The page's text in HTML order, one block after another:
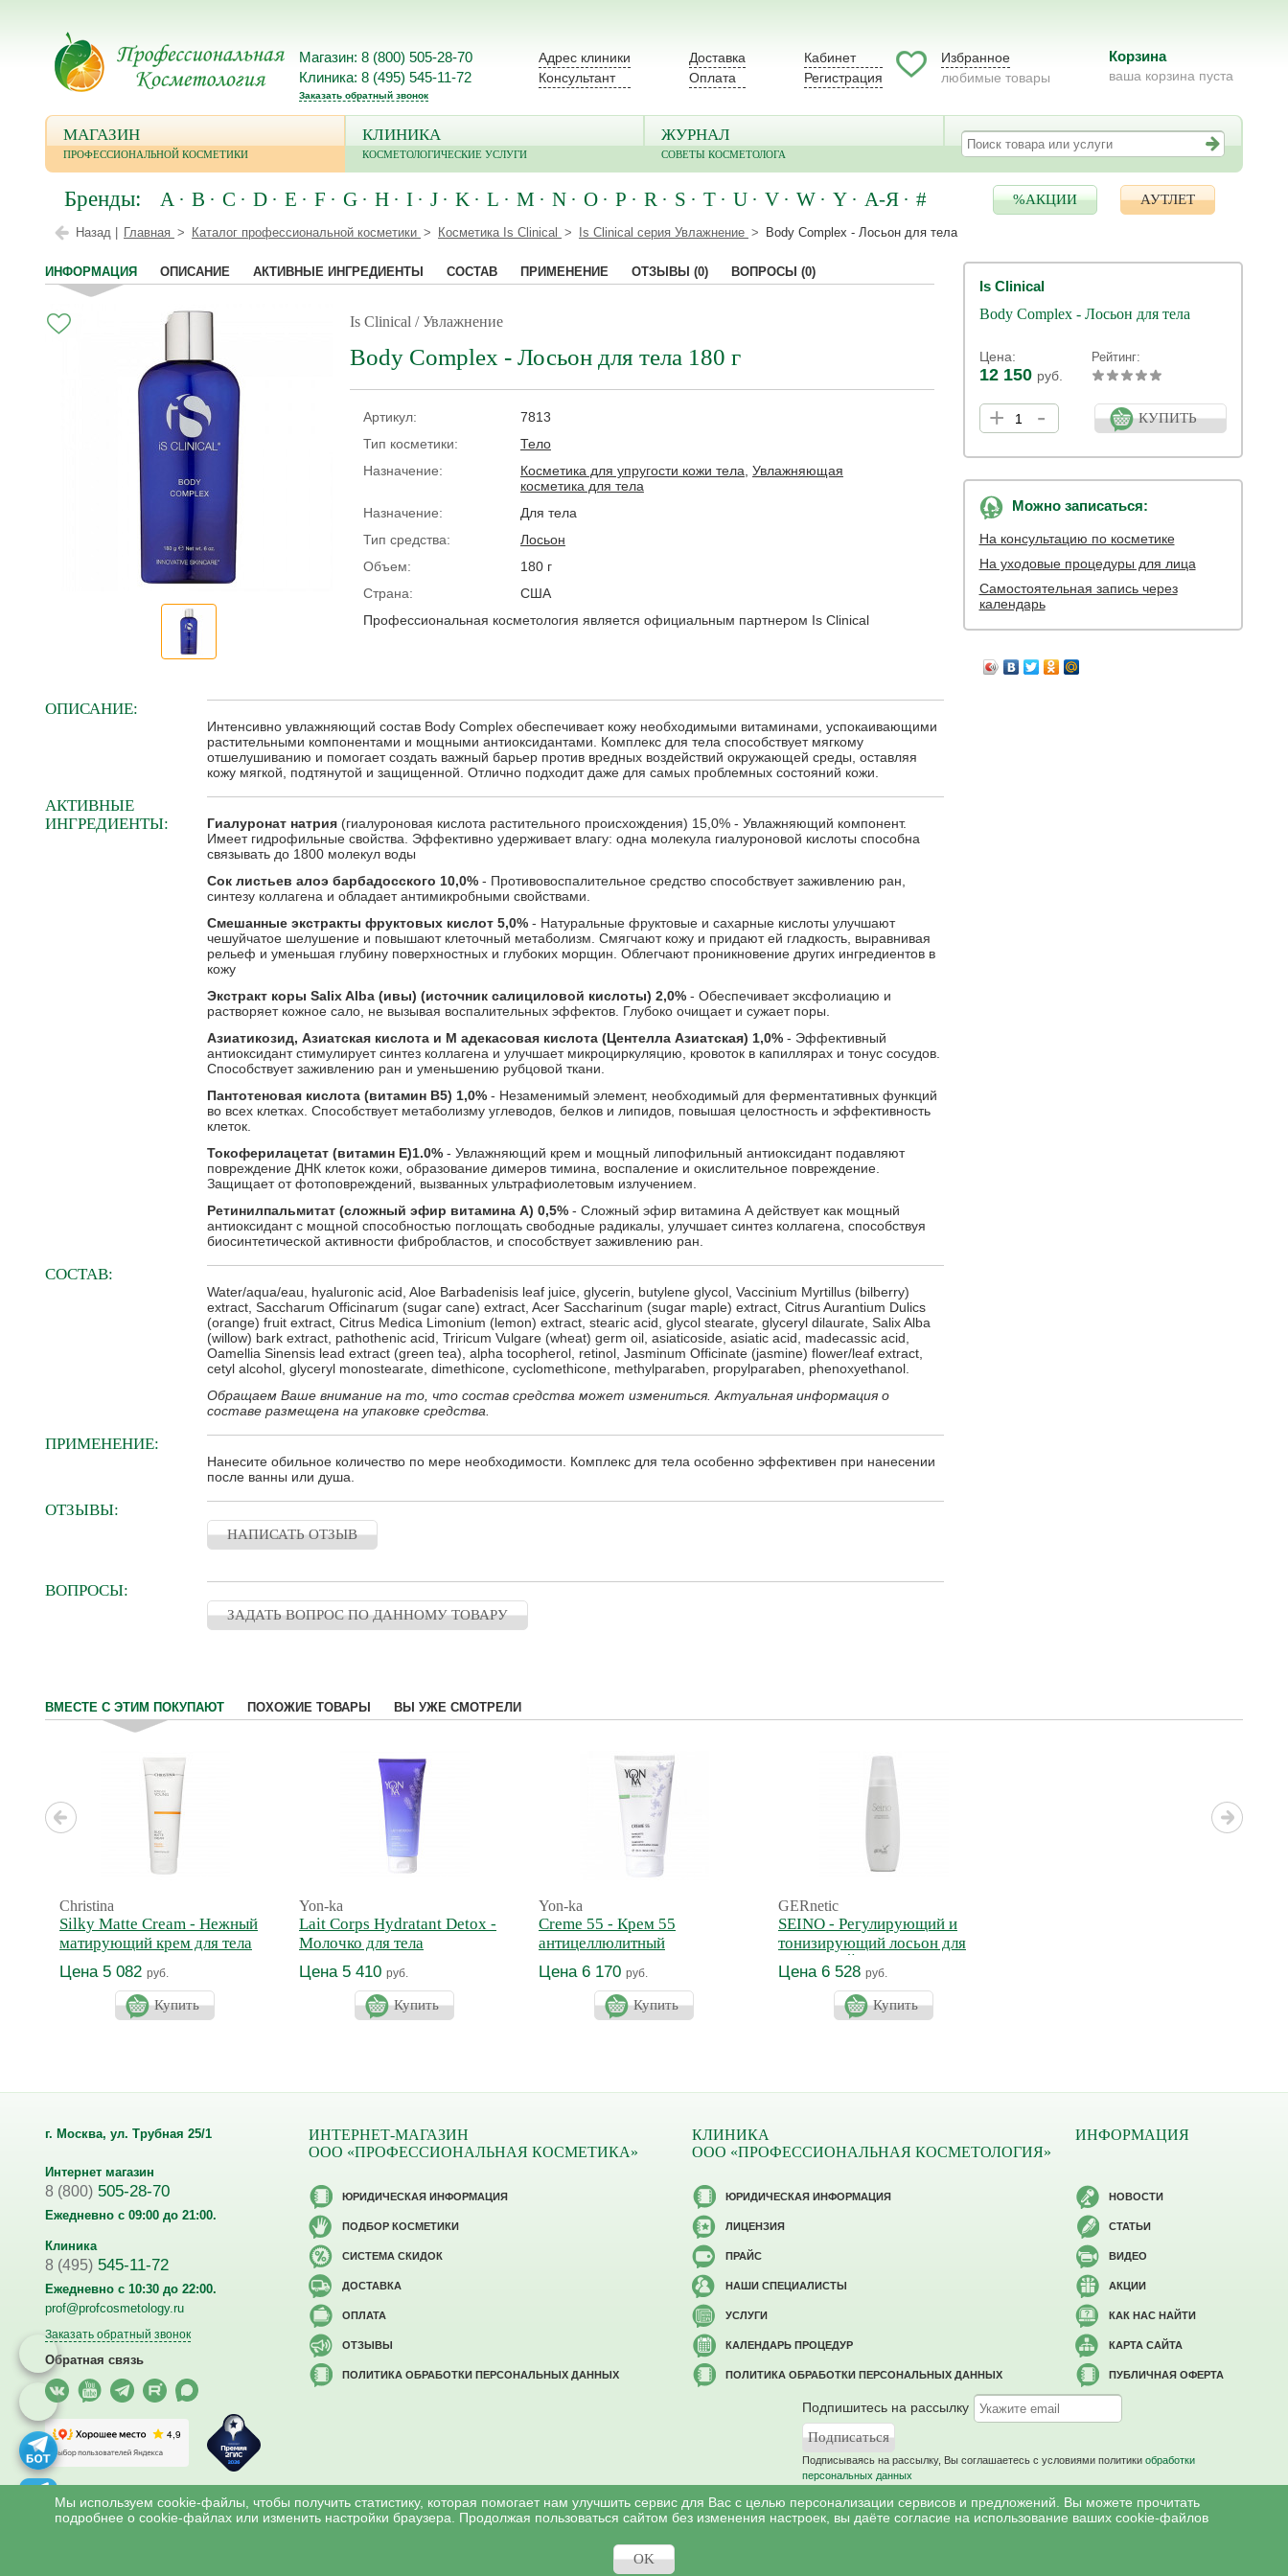
Магазин: 8 (800) 505-28-70
Клиника: 8 (495) 545-11-72
Заказать обратный звонок
Адрес клиники
Консультант
Доставка
Оплата
Кабинет
Регистрация
Избранное
любимые товары
Корзина
ваша корзина пуста
МАГАЗИН
ПРОФЕССИОНАЛЬНОЙ КОСМЕТИКИ
КЛИНИКА
КОСМЕТОЛОГИЧЕСКИЕ УСЛУГИ
ЖУРНАЛ
СОВЕТЫ КОСМЕТОЛОГА
Бренды: A B C D E F G H I J K L M N O P R S T U V W Y А-Я # %АКЦИИ АУТЛЕТ
Назад | Главная Каталог профессиональной косметики Косметика Is Clinical Is Clinical серия Увлажнение Body Complex - Лосьон для тела
ИНФОРМАЦИЯ ОПИСАНИЕ АКТИВНЫЕ ИНГРЕДИЕНТЫ СОСТАВ ПРИМЕНЕНИЕ ОТЗЫВЫ (0) ВОПРОСЫ (0)
Is Clinical / Увлажнение
Body Complex - Лосьон для тела 180 г
Артикул:
7813
Тип косметики:
Тело
Назначение:
Косметика для упругости кожи тела Увлажняющая
косметика для тела
Назначение:
Для тела
Тип средства:
Лосьон
Объем:
180 г
Страна:
США
Профессиональная косметология является официальным партнером Is Clinical
Is Clinical
Body Complex - Лосьон для тела
Цена:
12 150 руб.
Рейтинг:
+ - КУПИТЬ
Можно записаться:
На консультацию по косметике
На уходовые процедуры для лица
Самостоятельная запись через
календарь
ОПИСАНИЕ:
Интенсивно увлажняющий состав Body Complex обеспечивает кожу необходимыми витаминами, успокаивающими
растительными компонентами и мощными антиоксидантами. Комплекс для тела способствует мягкому
отшелушиванию и помогает создать важный барьер против вредных воздействий окружающей среды, оставляя
кожу мягкой, подтянутой и защищенной. Отлично подходит даже для самых проблемных состояний кожи.
АКТИВНЫЕ
ИНГРЕДИЕНТЫ:
Гиалуронат натрия(гиалуроновая кислота растительного происхождения) 15,0% - Увлажняющий компонент.
Имеет гидрофильные свойства. Эффективно удерживает влагу: одна молекула гиалуроновой кислоты способна
связывать до 1800 молекул воды
Сок листьев алоэ барбадосского 10,0%- Противовоспалительное средство способствует заживлению ран,
синтезу коллагена и обладает антимикробными свойствами.
Смешанные экстракты фруктовых кислот 5,0%- Натуральные фруктовые и сахарные кислоты улучшают
чешуйчатое шелушение и повышают клеточный метаболизм. Смягчают кожу и придают ей гладкость, выравнивая
рельеф и уменьшая глубину поверхностных и глубоких морщин. Облегчают проникновение других ингредиентов в
кожу
Экстракт коры Salix Alba (ивы) (источник салициловой кислоты) 2,0%- Обеспечивает эксфолиацию и
растворяет кожное сало, не вызывая воспалительных эффектов. Глубоко очищает и сужает поры.
Азиатикозид, Азиатская кислота и М адекасовая кислота (Центелла Азиатская) 1,0%- Эффективный
антиоксидант стимулирует синтез коллагена и улучшает микроциркуляцию, кровоток в капиллярах и тонус сосудов.
Способствует заживлению ран и уменьшению рубцовой ткани.
Пантотеновая кислота (витамин В5) 1,0%- Незаменимый элемент, необходимый для ферментативных функций
во всех клетках. Способствует метаболизму углеводов, белков и липидов, повышая целостность и эффективность
клеток.
Токоферилацетат (витамин Е)1.0%- Увлажняющий крем и мощный липофильный антиоксидант подавляют
повреждение ДНК клеток кожи, образование димеров тимина, воспаление и окислительное повреждение.
Защищает от фотоповреждений, вызванных ультрафиолетовым излучением.
Ретинилпальмитат (сложный эфир витамина А) 0,5% - Сложный эфир витамина А действует как мощный
антиоксидант с мощной способностью поглощать свободные радикалы, улучшает синтез коллагена, способствуя
биосинтетической активности фибробластов, и способствует заживлению ран.
СОСТАВ:
Water/aqua/eau​,​ hyaluronic acid​,​ Aloe Barbadenisis leaf juice,​ glycerin​,​ butylene glycol​,​ Vaccinium Myrtillus (bilberry)
extract,​ Saccharum Officinarum (sugar cane) extract​,​ Acer Saccharinum (sugar maple) extract,​ Citrus Aurantium Dulics
(orange) fruit extract,​ Citrus Medica Limonium (lemon) extract,​ stearic acid​,​ glycol stearate​,​ glyceryl dilaurate​,​ Salix Alba
(willow) bark extract​,​ pathothenic acid,​ Triricum Vulgare (wheat) germ oil,​ asiaticoside​,​ asiatic acid​,​ madecassic acid​,​
Oamellia Sinensis lead extract (green tea),​ alpha tocopherol​,​ retinol​,​ Jasminum Officinate (jasmine) flower/leaf extract,​
cetyl alcohol​,​ glyceryl monostearate​,​ dimethicone​,​ cyclomethicone​,​ methylparaben​,​ propylparaben​,​ phenoxyethanol​.
Обращаем Ваше внимание на то, что состав средства может измениться. Актуальная информация о
составе размещена на упаковке средства.
ПРИМЕНЕНИЕ:
Нанесите обильное количество по мере необходимости. Комплекс для тела особенно эффективен при нанесении
после ванны или душа.
ОТЗЫВЫ:
НАПИСАТЬ ОТЗЫВ
ВОПРОСЫ:
ЗАДАТЬ ВОПРОС ПО ДАННОМУ ТОВАРУ
ВМЕСТЕ С ЭТИМ ПОКУПАЮТ ПОХОЖИЕ ТОВАРЫ ВЫ УЖЕ СМОТРЕЛИ
Christina
Silky Matte Cream - Нежный
матирующий крем для тела
Цена 5 082 руб.
Купить
Yon-ka
Lait Corps Hydratant Detox -
Молочко для тела
увлажняющее Прованс
Цена 5 410 руб.
Купить
Yon-ka
Creme 55 - Крем 55
антицеллюлитный
Цена 6 170 руб.
Купить
GERnetic
SEINO - Регулирующий и
тонизирующий лосьон для
бюста СЕЙНО
Цена 6 528 руб.
Купить
г. Москва, ул. Трубная 25/1
Интернет магазин
8 (800) 505-28-70
Ежедневно с 09:00 до 21:00.
Клиника
8 (495) 545-11-72
Ежедневно с 10:30 до 22:00.
prof@profcosmetology.ru
Заказать обратный звонок
Обратная связь
ИНТЕРНЕТ-МАГАЗИН
ООО «ПРОФЕССИОНАЛЬНАЯ КОСМЕТИКА»
ЮРИДИЧЕСКАЯ ИНФОРМАЦИЯ
ПОДБОР КОСМЕТИКИ
CИСТЕМА СКИДОК
ДОСТАВКА
ОПЛАТА
ОТЗЫВЫ
ПОЛИТИКА ОБРАБОТКИ ПЕРСОНАЛЬНЫХ ДАННЫХ
КЛИНИКА
ООО «ПРОФЕССИОНАЛЬНАЯ КОСМЕТОЛОГИЯ»
ЮРИДИЧЕСКАЯ ИНФОРМАЦИЯ
ЛИЦЕНЗИЯ
ПРАЙС
НАШИ СПЕЦИАЛИСТЫ
УСЛУГИ
КАЛЕНДАРЬ ПРОЦЕДУР
ПОЛИТИКА ОБРАБОТКИ ПЕРСОНАЛЬНЫХ ДАННЫХ
ИНФОРМАЦИЯ
НОВОСТИ
СТАТЬИ
ВИДЕО
АКЦИИ
КАК НАС НАЙТИ
КАРТА САЙТА
ПУБЛИЧНАЯ ОФЕРТА
Подпишитесь на рассылку
Подписываясь на рассылку, Вы соглашаетесь c условиями политики обработки
персональных данных
Все права на материалы сайта www.profcosmetology.ru охраняются в соответствии c законом РФ «Об авторском праве и смежных правах». Имеются противопоказания, необходима консультация специалиста.
Мы используем cookie-файлы, чтобы получить статистику, которая помогает нам улучшить сервис для Вас с целью персонализации сервисов и предложений. Вы можете прочитать
подробнее о cookie-файлах или изменить настройки браузера. Продолжая пользоваться сайтом без изменения настроек, вы даёте согласие на использование ваших cookie-файлов
OK